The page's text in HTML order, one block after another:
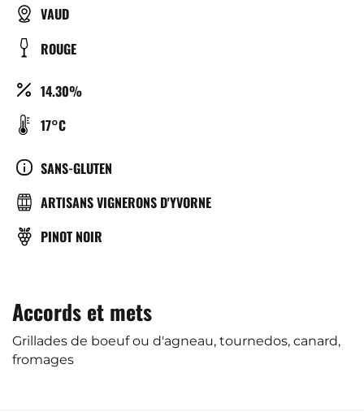
TYPE
BIÈRE
VAUD
COULEUR
ROUGE
ALCOOL
14.30%
TEMPÉRATURE
SERVICE
(°C)
17°C
CULTURE
SANS-GLUTEN
BRASSERIE
ARTISANS VIGNERONS D'YVORNE
CÉPAGE(S)
PINOT NOIR
Accords et mets
Grillades de boeuf ou d'agneau, tournedos, canard,
fromages